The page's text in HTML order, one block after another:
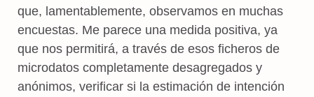
que, lamentablemente, observamos en muchas
encuestas. Me parece una medida positiva, ya
que nos permitirá, a través de esos ficheros de
microdatos completamente desagregados y
anónimos, verificar si la estimación de intención